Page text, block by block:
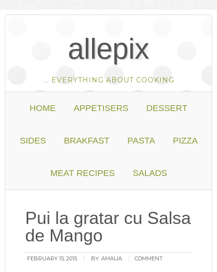
allepix
... EVERYTHING ABOUT COOKING
HOME APPETISERS DESSERT
SIDES BRAKFAST PASTA PIZZA
MEAT RECIPES SALADS
Pui la gratar cu Salsa
de Mango
FEBRUARY 15, 2015 BY:AMALIA COMMENT